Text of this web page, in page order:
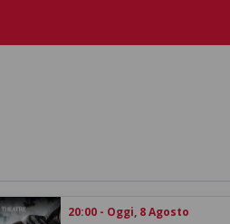
20:00 - Oggi, 8 Agosto